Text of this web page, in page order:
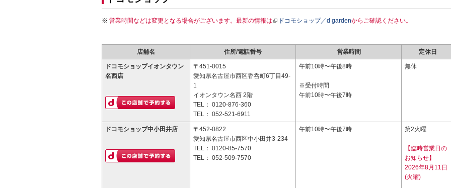
営業時間などは変更となる場合がございます。最新の情報は ドコモショップ／d gardenからご確認ください。
店舗名 住所/電話番号 営業時間 定休日
ドコモショップイオンタウン
名西店
〒451-0015
愛知県名古屋市西区香呑町6丁目49-
1
イオンタウン名西 2階
TEL： 0120-876-360
TEL： 052-521-6911
午前10時〜午後8時
※受付時間
午前10時〜午後7時
無休
ドコモショップ中小田井店
〒452-0822
愛知県名古屋市西区中小田井3-234
TEL： 0120-85-7570
TEL： 052-509-7570
午前10時〜午後7時 第2火曜
【臨時営業日の
お知らせ】
2026年8月11日
(火曜)